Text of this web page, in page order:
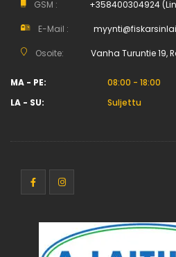
GSM : +358400304924
E-Mail :
Osoite: Vanha Turuntie 19,
MA - PE:
08:00 - 18:00
LA - SU:
Suljettu